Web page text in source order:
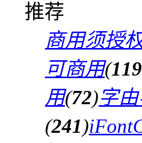
推荐
商用须授
可商用(
用(72)字
(241)